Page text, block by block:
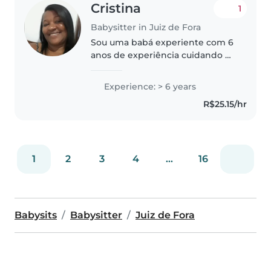
Cristina
Babysitter in Juiz de Fora
1
Sou uma babá experiente com 6
anos de experiência cuidando de
desde bebês até adolescentes.
Sou uma pessoa responsável,
Experience: > 6 years
R$25.15/hr
1 2 3 4 ... 16
Babysits Babysitter Juiz de Fora